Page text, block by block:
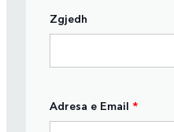
Zgjedh
Adresa e Email *